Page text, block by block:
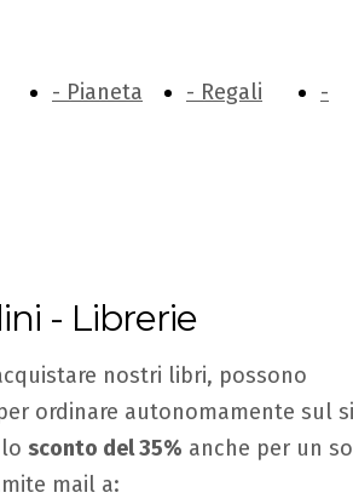
- Pianeta
Index
- Regali -
- Librerie
nostri libri, possono
ordinare autonomamente sul
sconto del 35% anche per un
mail a: